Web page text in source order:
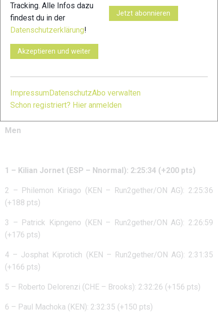
den zweiten Platz halten konnte.“
Madalina Florea (ROM – Salomon) entdeckte die Golden Trail
Series letztes Jahr in Sierre-Zinal, wo sie den 7. Dieses Mal
lassen und konnte uns nach dem Rennen keine Rückmeldung
geben.
Men
1 – Kilian Jornet (ESP – Nnormal): 2:25:34 (+200 pts)
2 – Philemon Kiriago (KEN – Run2gether/ON AG): 2:25:36
(+188 pts)
3 – Patrick Kipngeno (KEN – Run2gether/ON AG): 2:26:59
(+176 pts)
4 – Josphat Kiprotich (KEN – Run2gether/ON AG): 2:31:35
(+166 pts)
5 – Roberto Delorenzi (CHE – Brooks): 2:32:26 (+156 pts)
6 – Paul Machoka (KEN): 2:32:35 (+150 pts)
Tracking. Alle Infos dazu
findest du in der
Datenschutzerklärung!
Akzeptieren und weiter
Jetzt abonnieren
ImpressumDatenschutzAbo verwalten
Schon registriert? Hier anmelden